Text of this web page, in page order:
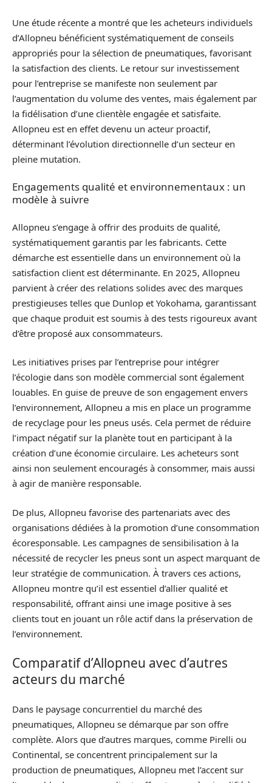
Une étude récente a montré que les acheteurs individuels
d’Allopneu bénéficient systématiquement de conseils
appropriés pour la sélection de pneumatiques, favorisant
la satisfaction des clients. Le retour sur investissement
pour l’entreprise se manifeste non seulement par
l’augmentation du volume des ventes, mais également par
la fidélisation d’une clientèle engagée et satisfaite.
Allopneu est en effet devenu un acteur proactif,
déterminant l’évolution directionnelle d’un secteur en
pleine mutation.
Engagements qualité et environnementaux : un
modèle à suivre
Allopneu s’engage à offrir des produits de qualité,
systématiquement garantis par les fabricants. Cette
démarche est essentielle dans un environnement où la
satisfaction client est déterminante. En 2025, Allopneu
parvient à créer des relations solides avec des marques
prestigieuses telles que Dunlop et Yokohama, garantissant
que chaque produit est soumis à des tests rigoureux avant
d’être proposé aux consommateurs.
Les initiatives prises par l’entreprise pour intégrer
l’écologie dans son modèle commercial sont également
louables. En guise de preuve de son engagement envers
l’environnement, Allopneu a mis en place un programme
de recyclage pour les pneus usés. Cela permet de réduire
l’impact négatif sur la planète tout en participant à la
création d’une économie circulaire. Les acheteurs sont
ainsi non seulement encouragés à consommer, mais aussi
à agir de manière responsable.
De plus, Allopneu favorise des partenariats avec des
organisations dédiées à la promotion d’une consommation
écoresponsable. Les campagnes de sensibilisation à la
nécessité de recycler les pneus sont un aspect marquant de
leur stratégie de communication. À travers ces actions,
Allopneu montre qu’il est essentiel d’allier qualité et
responsabilité, offrant ainsi une image positive à ses
clients tout en jouant un rôle actif dans la préservation de
l’environnement.
Comparatif d’Allopneu avec d’autres
acteurs du marché
Dans le paysage concurrentiel du marché des
pneumatiques, Allopneu se démarque par son offre
complète. Alors que d’autres marques, comme Pirelli ou
Continental, se concentrent principalement sur la
production de pneumatiques, Allopneu met l’accent sur